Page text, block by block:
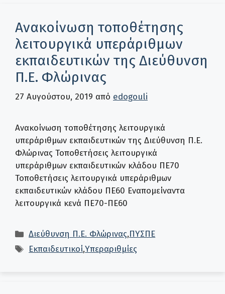
Ανακοίνωση τοποθέτησης
λειτουργικά υπεράριθμων
εκπαιδευτικών της Διεύθυνση
Π.Ε. Φλώρινας
27 Αυγούστου, 2019 από edogouli
Ανακοίνωση τοποθέτησης λειτουργικά
υπεράριθμων εκπαιδευτικών της Διεύθυνση Π.Ε.
Φλώρινας Τοποθετήσεις λειτουργικά
υπεράριθμων εκπαιδευτικών κλάδου ΠΕ70
Τοποθετήσεις λειτουργικά υπεράριθμων
εκπαιδευτικών κλάδου ΠΕ60 Εναπομείναντα
λειτουργικά κενά ΠΕ70-ΠΕ60
Κατηγορίες
Διεύθυνση Π.Ε. Φλώρινας,ΠΥΣΠΕ
Ετικέτες
Εκπαιδευτικοί,Υπεραριθμίες